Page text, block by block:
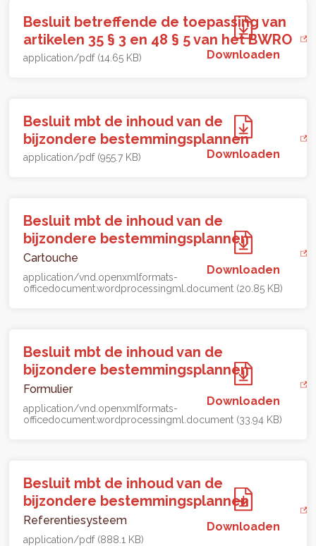
Besluit betreffende de toepassing van
artikelen 35 § 3 en 48 § 5 van het BWRO
application/pdf (14.65 KB) Downloaden
Besluit mbt de inhoud van de
bijzondere bestemmingsplannen
application/pdf (955.7 KB) Downloaden
Besluit mbt de inhoud van de
bijzondere bestemmingsplannen
Cartouche
application/vnd.openxmlformats-
officedocument.wordprocessingml.document (20.85 KB)
Downloaden
Besluit mbt de inhoud van de
bijzondere bestemmingsplannen
Formulier
application/vnd.openxmlformats-
officedocument.wordprocessingml.document (33.94 KB)
Downloaden
Besluit mbt de inhoud van de
bijzondere bestemmingsplannen
Referentiesysteem
application/pdf (888.1 KB)
Downloaden